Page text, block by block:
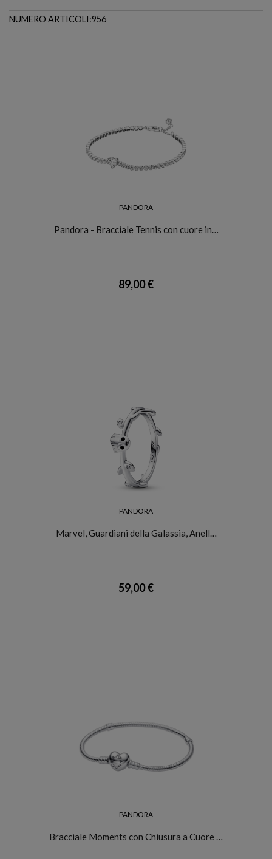
NUMERO ARTICOLI:956
PANDORA
Pandora - Bracciale Tennis con cuore in…
89,00 €
PANDORA
Marvel, Guardiani della Galassia, Anell…
59,00 €
PANDORA
Bracciale Moments con Chiusura a Cuore …